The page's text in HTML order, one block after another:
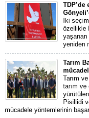
İki
özellikle
yaşanan
yeniden
Tarım
Tarım
tarım
Pisillidi
mücadele yöntemlerinin